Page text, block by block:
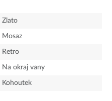
Zlato
Mosaz
Retro
Na okraj vany
Kohoutek